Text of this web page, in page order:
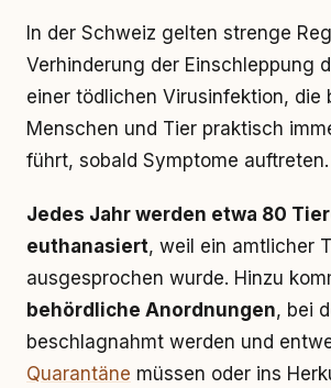
In der Schweiz gelten strenge
Verhinderung der Einschleppung
einer tödlichen Virusinfektion, die
Menschen und Tier praktisch
führt, sobald Symptome auftreten.
Jedes Jahr werden etwa 80
euthanasiert, weil ein amtlicher
ausgesprochen wurde. Hinzu
behördliche Anordnungen, bei
beschlagnahmt werden und
Quarantäne müssen oder ins